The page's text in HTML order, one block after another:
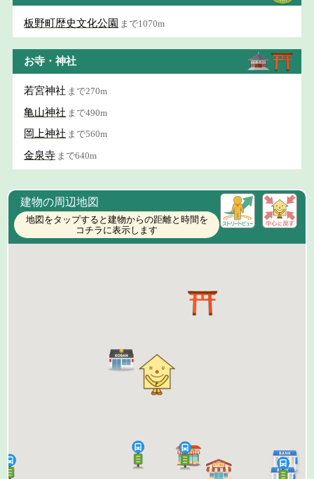
板野町歴史文化公園 まで1070m
お寺・神社
若宮神社 まで270m
亀山神社 まで490m
岡上神社 まで560m
金泉寺 まで640m
建物の周辺地図
地図をタップすると建物からの距離と時間を
コチラに表示します